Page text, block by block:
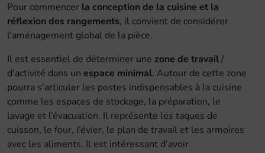
Pour commencer la conception de la cuisine et la
réflexion des rangements, il convient de considérer
l’aménagement global de la pièce.
Il est essentiel de déterminer une zone de travail/
d’activité dans un espace minimal. Autour de cette zone
pourra s’articuler les postes indispensables à la cuisine
comme les espaces de stockage, la préparation, le
lavage et l’évacuation. Il représente les taques de
cuisson, le four, l’évier, le plan de travail et les armoires
avec les aliments. Il est intéressant d’avoir